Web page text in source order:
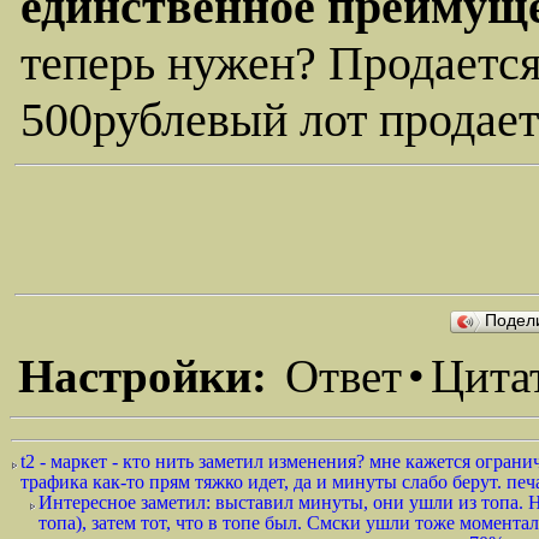
теперь нужен?
500рублевый лот
Настройки: Ответ•
t2 - маркет - кто нить заметил изменения? мне кажется
трафика как-то прям тяжко идет, да и минуты слабо берут.
Интересное заметил: выставил минуты, они ушли из топа.
топа), затем тот, что в топе был. Смски ушли тоже